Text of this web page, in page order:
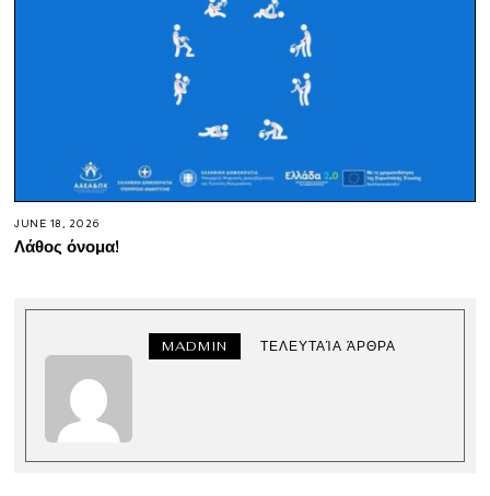
JUNE 18, 2026
Λάθος όνομα!
MADMIN ΤΕΛΕΥΤΑΊΑ ΆΡΘΡΑ